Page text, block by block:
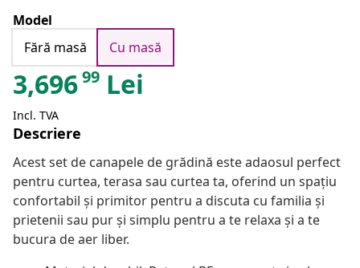
Model
Fără masă
Cu masă
3,69699 Lei
Incl. TVA
Descriere
Acest set de canapele de grădină este adaosul perfect
pentru curtea, terasa sau curtea ta, oferind un spațiu
confortabil și primitor pentru a discuta cu familia și
prietenii sau pur și simplu pentru a te relaxa și a te
bucura de aer liber.